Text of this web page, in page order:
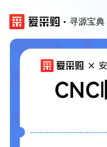
寻源宝典